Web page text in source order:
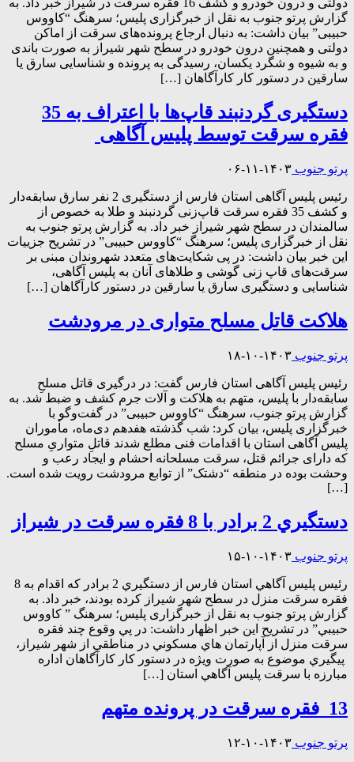
دولتی و درون خودرو و کشف 16 فقره سرقت در شیراز خبر داد. به
گزارش پرتو جنوب به نقل از خبرگزاری پلیس؛ سرهنگ “کاووس
حبیبی” بیان داشت: به دنبال ارجاع پرونده‌های سرقت از اماکن
دولتی و همچنین درون خودرو در سطح شهر شیراز به صورت باندی
و به شیوه و شگرد یکسان، رسیدگی به پرونده و شناسایی سارق یا
سارقین در دستور کار کارآگاهان […]
دستگیری گردنبند قاپ‌ها با اعتراف به 35
فقره سرقت توسط پلیس آگاهی
پرتو جنوب ۱۴۰۳-۱۱-۰۶
رئیس پلیس آگاهی استان فارس از دستگیری 2 نفر سارق سابقه‌دار
و کشف 35 فقره سرقت قاپ‌زنی گردنبند و طلا به خصوص از
سالمندان در سطح شهر شیراز خبر داد. به گزارش پرتو جنوب به
نقل از خبرگزاری پلیس؛ سرهنگ “کاووس حبیبی” در تشریح جزییات
این خبر بیان داشت: در پی شکایت‌های متعدد شهروندان مبنی بر
سرقت‌های قاپ زنی گوشی و طلاهای آنان به پلیس آگاهی،
شناسایی و دستگیری سارق یا سارقین در دستور کارآگاهان […]
هلاکت قاتل مسلح متواری در مرودشت
پرتو جنوب ۱۴۰۳-۱۰-۱۸
رئیس پلیس آگاهی استان فارس گفت: در درگیری قاتل مسلحِ
سابقه‌دار با پلیس، متهم به هلاکت و آلات جرم کشف و ضبط شد. به
گزارش پرتو جنوب، سرهنگ “کاووس حبیبی” در گفت‌وگو با
خبرگزاری پلیس، بیان کرد: شب گذشته هفدهم دی‌ماه، مأموران
پلیس آگاهی استان با اقدامات فنی مطلع شدند قاتلِ متواریِ مسلح
که دارای جرائم قتل، سرقت مسلحانه احشام و ایجاد رعب و
وحشت بوده در منطقه “دشتک” از توابع مرودشت رویت شده است.
[…]
دستگيري 2 برادر با 8 فقره سرقت در شيراز
پرتو جنوب ۱۴۰۳-۱۰-۱۵
رئيس پليس آگاهي استان فارس از دستگيري 2 برادر که اقدام به 8
فقره سرقت منزل در سطح شهر شيراز کرده بودند، خبر داد. به
گزارش پرتو جنوب به نقل از خبرگزاری پلیس؛ سرهنگ ” کاووس
حبيبي” در تشریح این خبر اظهار داشت: در پي وقوع چند فقره
سرقت منزل از آپارتمان هاي مسکوني در مناطقي از شهر شيراز،
پيگيري موضوع به صورت ويژه در دستور کار کارآگاهان اداره
مبارزه با سرقت پليس آگاهي استان […]
13 فقره سرقت در پرونده متهم
پرتو جنوب ۱۴۰۳-۱۰-۱۲